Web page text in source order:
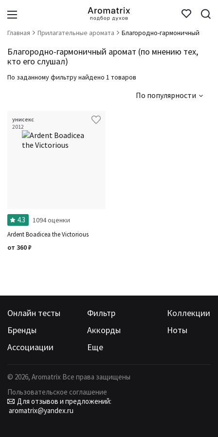
Главная Прилагательные аромата Благородно-гармоничный
Благородно-гармоничный аромат (по мнению тех,
кто его слушал)
По заданному фильтру найдено 1 товаров
По популярности
унисекс
2012
4.3 1094 оценки
Ardent Boadicea the Victorious
от 360₽
Онлайн тесты Фильтр
Коллекции
Бренды
Аккорды
Ноты
Ассоциации
Еще
© 2026, Aromatrix Все права защищены
Пользовательское соглашение
Для отзывов и предложений:
aromatrix@yandex.ru